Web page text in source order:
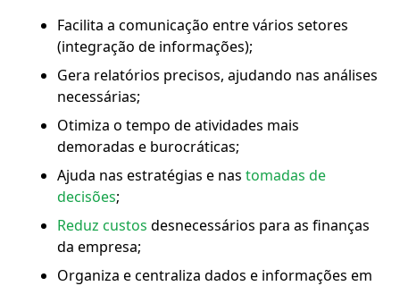
Facilita a comunicação entre vários setores
(integração de informações);
Gera relatórios precisos, ajudando nas análises
necessárias;
Otimiza o tempo de atividades mais
demoradas e burocráticas;
Ajuda nas estratégias e nas tomadas de
decisões;
Reduz custos desnecessários para as finanças
da empresa;
Organiza e centraliza dados e informações em